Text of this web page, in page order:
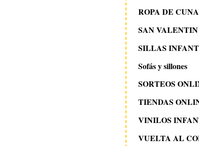
ROPA DE CUNA
SAN VALENTIN
SILLAS
Sofás y sillones
SORTEOS
TIENDAS
VINILOS
VUELTA AL